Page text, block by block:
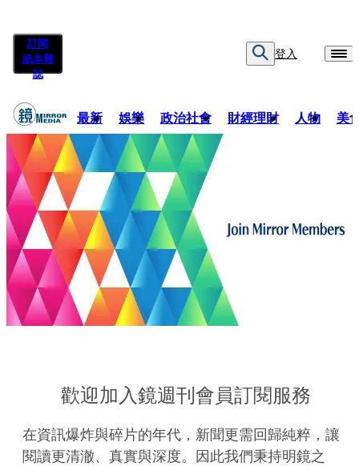
訂閱
紙本雜
誌
登入
最新 娛樂 政治社會 財經理財 人物 美
歡迎加入鏡週刊會員訂閱服務
在資訊爆炸與碎片的年代，新聞更需回歸純粹，讓
閱讀更清澈、真實與深度。因此我們秉持明鏡之